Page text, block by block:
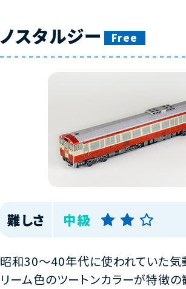
ノスタルジー Free
難しさ 中級
昭和30～40年代に使われていた気
リーム色のツートンカラーが特徴の